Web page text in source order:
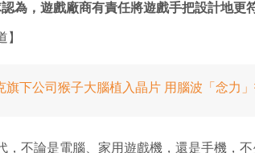
認為，遊戲廠商有責任將遊戲手把設計地更
】
旗下公司猴子大腦植入晶片 用腦波「念力
，不論是電腦、家用遊戲機，還是手機，